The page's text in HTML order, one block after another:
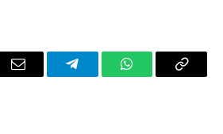
Email TelegramWhatsAppCopy